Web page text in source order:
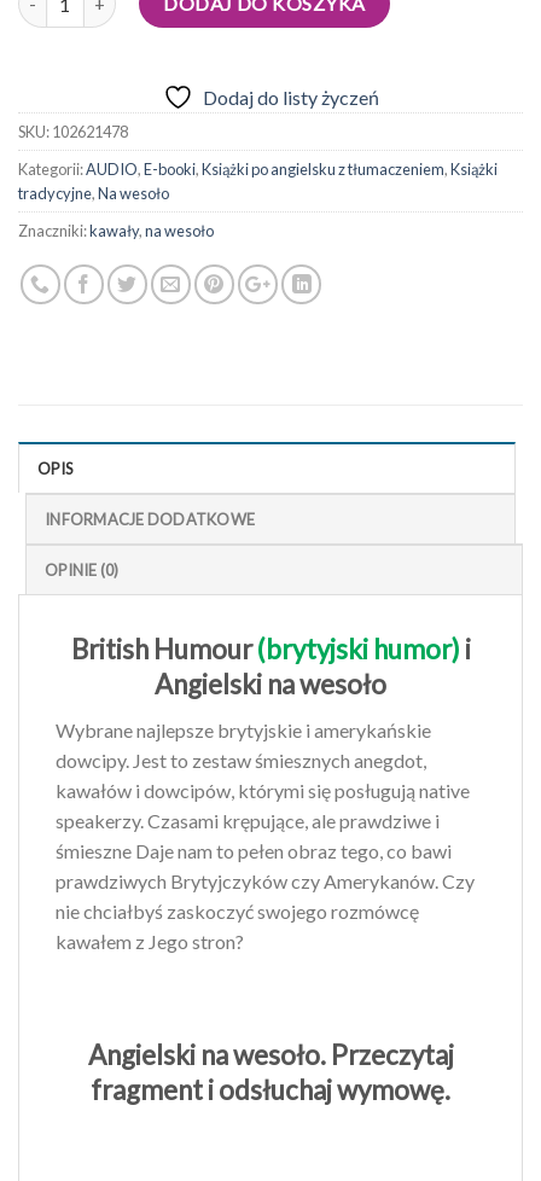
Dodaj do listy życzeń
SKU:102621478
Kategorii:AUDIO,E-booki,Książki po angielsku z tłumaczeniem,Książki
tradycyjne,Na wesoło
Znaczniki:kawały,na wesoło
OPIS
INFORMACJE DODATKOWE
OPINIE (0)
British Humour(brytyjski humor) i
Angielski na wesoło
Wybrane najlepsze brytyjskie i amerykańskie
dowcipy. Jest to zestaw śmiesznych anegdot,
kawałów i dowcipów, którymi się posługują native
speakerzy. Czasami krępujące, ale prawdziwe i
śmieszne Daje nam to pełen obraz tego, co bawi
prawdziwych Brytyjczyków czy Amerykanów. Czy
nie chciałbyś zaskoczyć swojego rozmówcę
kawałem z Jego stron?
Angielski na wesoło.Przeczytaj
fragment i odsłuchaj wymowę.